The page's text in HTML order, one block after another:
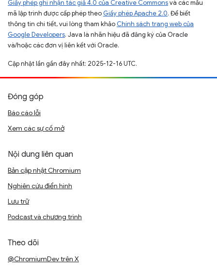
Giấy phép ghi nhận tác giả 4.0 của Creative Commonsvà các mẫu
mã lập trình được cấp phép theo Giấy phép Apache 2.0. Để biết
thông tin chi tiết, vui lòng tham khảo Chính sách trang web của
Google Developers. Java là nhãn hiệu đã đăng ký của Oracle
và/hoặc các đơn vị liên kết với Oracle.
Cập nhật lần gần đây nhất: 2025-12-16 UTC.
Đóng góp
Báo cáo lỗi
Xem các sự cố mở
Nội dung liên quan
Bản cập nhật Chromium
Nghiên cứu điển hình
Lưu trữ
Podcast và chương trình
Theo dõi
@ChromiumDev trên X